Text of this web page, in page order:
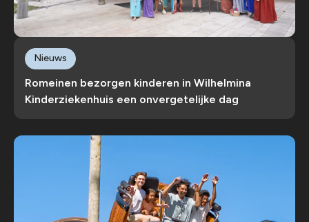
Romeinen bezorgen kinderen in Wilhelmina
Kinderziekenhuis een onvergetelijke dag
Nieuws